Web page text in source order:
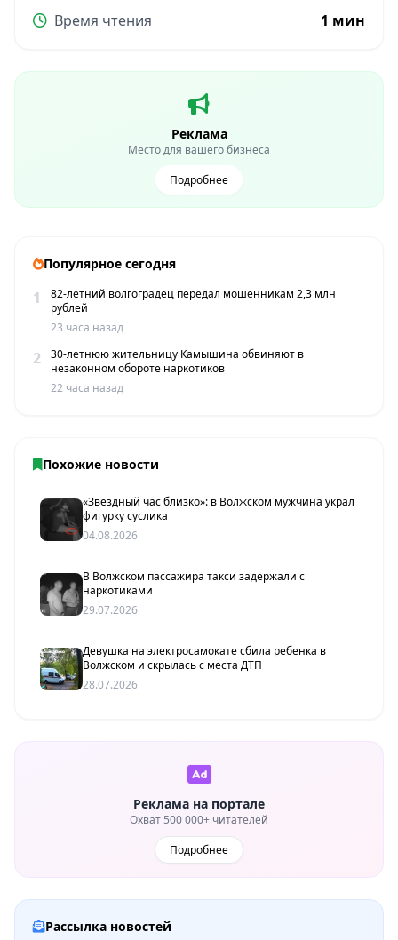
Время чтения
1 мин
Реклама
Место для вашего бизнеса
Подробнее
Популярное сегодня
1
82-летний волгоградец передал мошенникам 2,3 млн
рублей
23 часа назад
2
30-летнюю жительницу Камышина обвиняют в
незаконном обороте наркотиков
22 часа назад
Похожие новости
«Звездный час близко»: в Волжском мужчина украл
фигурку суслика
04.08.2026
В Волжском пассажира такси задержали с
наркотиками
29.07.2026
Девушка на электросамокате сбила ребенка в
Волжском и скрылась с места ДТП
28.07.2026
Реклама на портале
Охват 500 000+ читателей
Подробнее
Рассылка новостей